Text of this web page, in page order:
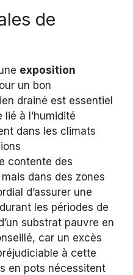
de
exposition
un bon
drainé est essentiel
à l’humidité
dans les climats
contente des
dans des zones
d’assurer une
durant les périodes de
substrat pauvre en
car un excès
à cette
en pots nécessitent